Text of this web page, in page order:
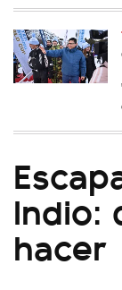
Indio:
hacer